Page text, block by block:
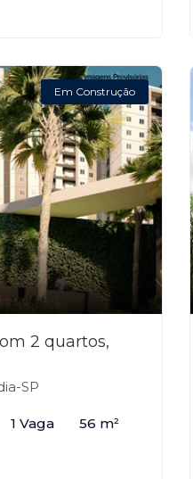
Em Construção
2 quartos,
SP
1 Vaga 56 m²